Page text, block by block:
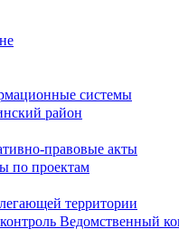
системы
район
правовые акты
по проектам
территории
Ведомственный